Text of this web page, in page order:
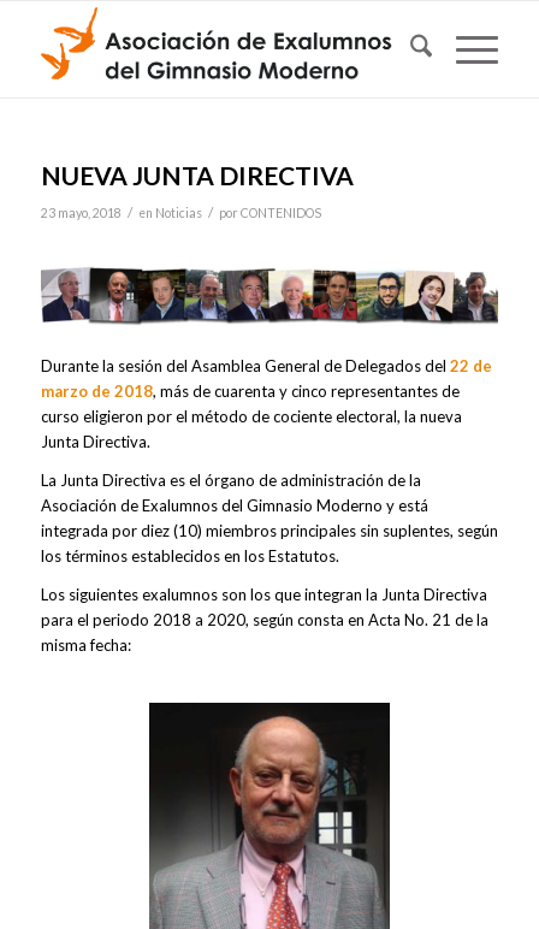
NUEVA JUNTA DIRECTIVA
23 mayo, 2018 / en Noticias / por CONTENIDOS
Durante la sesión del Asamblea General de Delegados del 22 de
marzo de 2018, más de cuarenta y cinco representantes de
curso eligieron por el método de cociente electoral, la nueva
Junta Directiva.
La Junta Directiva es el órgano de administración de la
Asociación de Exalumnos del Gimnasio Moderno y está
integrada por diez (10) miembros principales sin suplentes, según
los términos establecidos en los Estatutos.​
Los siguientes exalumnos son los que integran la Junta Directiva
para el periodo 2018 a 2020, según consta en Acta No. 21 de la
misma fecha: